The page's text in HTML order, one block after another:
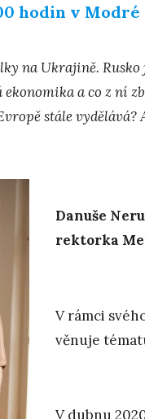
hodin v Modré
na Ukrajině.
ekonomika a co z ní
stále
Danuše
rektorka
V rámci
věnuje
V dubnu